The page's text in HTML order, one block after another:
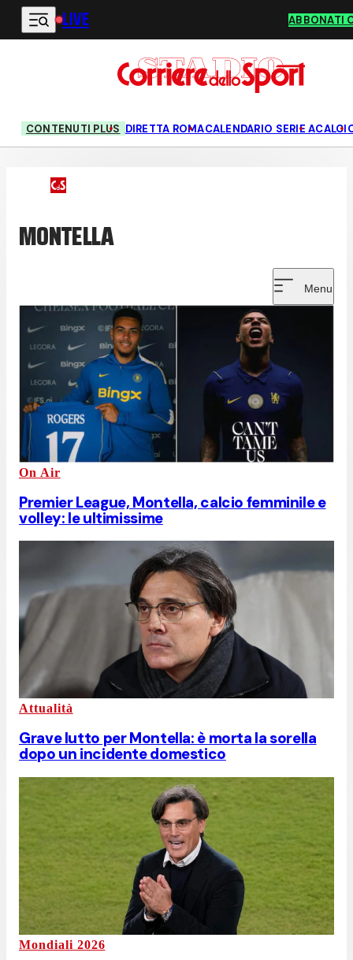
Vai al contenuto principale
LIVE ABBONATI
CONTENUTI PLUS DIRETTA ROMACALENDARIO SERIE A
MONTELLA
Menu
On Air
Premier League, Montella, calcio femminile e
volley: le ultimissime
Attualità
Grave lutto per Montella: è morta la sorella
dopo un incidente domestico
Mondiali 2026